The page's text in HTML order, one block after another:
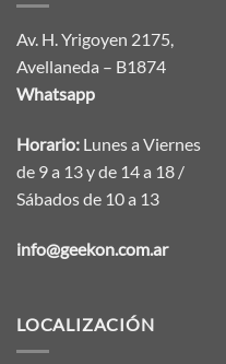
Av. H. Yrigoyen 2175,
Avellaneda – B1874
Whatsapp
Horario: Lunes a Viernes
de 9 a 13 y de 14 a 18 /
Sábados de 10 a 13
info@geekon.com.ar
LOCALIZACIÓN